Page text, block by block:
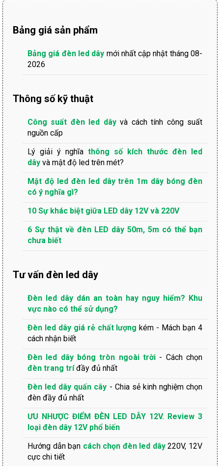
Bảng giá sản phẩm
Bảng giá đèn led dây mới nhất cập nhật tháng 08-
2026
Thông số kỹ thuật
Công suất đèn led dâyvà cách tính công suất
nguồn cấp
Lý giải ý nghĩa thông số kích thước đèn led
dây và mật độ led trên mét?
Mật độ led đèn led dây trên 1m dây bóng đèn
có ý nghĩa gì?
10 Sự khác biệt giữa LED dây 12V và 220V
6 Sự thật về đèn LED dây 50m, 5m có thể bạn
chưa biết
Tư vấn đèn led dây
Đèn led dây dán an toàn hay nguy hiểm? Khu
vực nào có thể sử dụng?
Đèn led dây giá rẻ chất lượng kém - Mách bạn 4
cách nhận biết
Đèn led dây bóng tròn ngoài trời - Cách chọn
đèn trang tríđầy đủ nhất
Đèn led dây quấn cây - Chia sẻ kinh nghiệm chọn
đèn đầy đủ nhất
ƯU NHƯỢC ĐIỂM ĐÈN LED DÂY 12V. Review 3
loại đèn dây 12V phổ biến
Hướng dẫn bạn cách chọn đèn led dây220V, 12V
cực chi tiết